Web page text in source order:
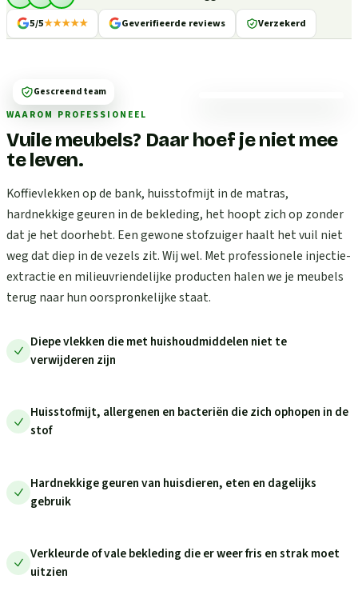
5/5★★★★★ Geverifieerde reviews Verzekerd
WAAROM PROFESSIONEEL
Vuile meubels? Daar hoef je niet mee
te leven.
Koffievlekken op de bank, huisstofmijt in de matras,
hardnekkige geuren in de bekleding, het hoopt zich op zonder
dat je het doorhebt. Een gewone stofzuiger haalt het vuil niet
weg dat diep in de vezels zit. Wij wel. Met professionele injectie-
extractie en milieuvriendelijke producten halen we je meubels
terug naar hun oorspronkelijke staat.
Diepe vlekken die met huishoudmiddelen niet te
verwijderen zijn
Huisstofmijt, allergenen en bacteriën die zich ophopen in de
stof
Hardnekkige geuren van huisdieren, eten en dagelijks
gebruik
Verkleurde of vale bekleding die er weer fris en strak moet
uitzien
Gescreend team